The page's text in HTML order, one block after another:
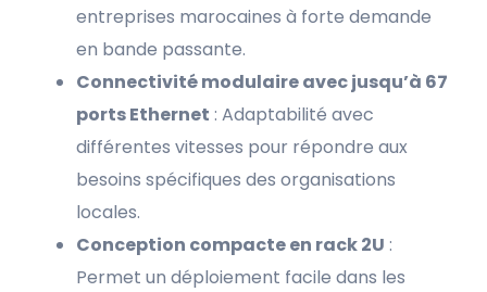
entreprises marocaines à forte demande
en bande passante.
Connectivité modulaire avec jusqu’à 67
ports Ethernet : Adaptabilité avec
différentes vitesses pour répondre aux
besoins spécifiques des organisations
locales.
Conception compacte en rack 2U :
Permet un déploiement facile dans les